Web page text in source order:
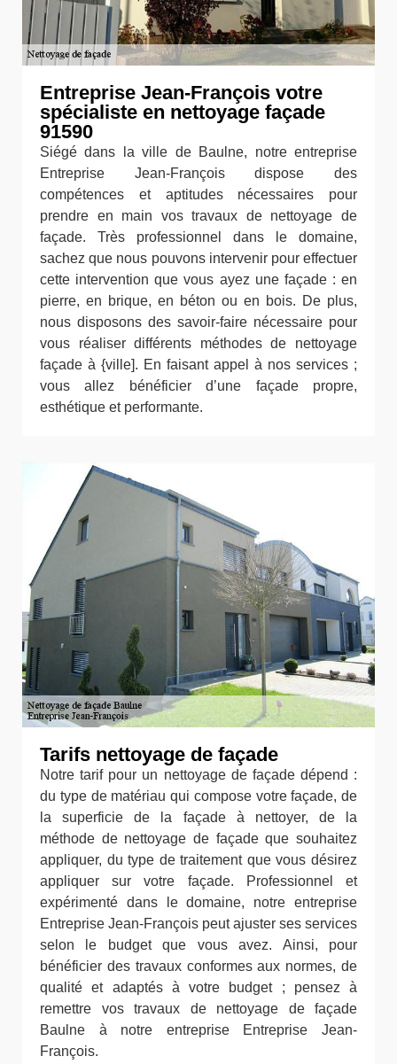
Entreprise Jean-François votre
spécialiste en nettoyage façade
91590
Siégé dans la ville de Baulne, notre entreprise
Entreprise Jean-François dispose des
compétences et aptitudes nécessaires pour
prendre en main vos travaux de nettoyage de
façade. Très professionnel dans le domaine,
sachez que nous pouvons intervenir pour effectuer
cette intervention que vous ayez une façade : en
pierre, en brique, en béton ou en bois. De plus,
nous disposons des savoir-faire nécessaire pour
vous réaliser différents méthodes de nettoyage
façade à {ville]. En faisant appel à nos services ;
vous allez bénéficier d’une façade propre,
esthétique et performante.
Tarifs nettoyage de façade
Notre tarif pour un nettoyage de façade dépend :
du type de matériau qui compose votre façade, de
la superficie de la façade à nettoyer, de la
méthode de nettoyage de façade que souhaitez
appliquer, du type de traitement que vous désirez
appliquer sur votre façade. Professionnel et
expérimenté dans le domaine, notre entreprise
Entreprise Jean-François peut ajuster ses services
selon le budget que vous avez. Ainsi, pour
bénéficier des travaux conformes aux normes, de
qualité et adaptés à votre budget ; pensez à
remettre vos travaux de nettoyage de façade
Baulne à notre entreprise Entreprise Jean-
François.